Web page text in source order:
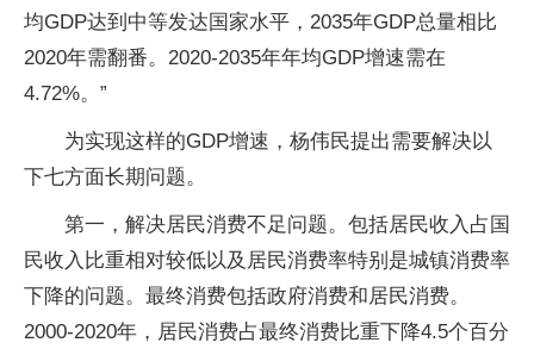
均GDP达到中等发达国家水平，2035年GDP总量相比
2020年需翻番。2020-2035年年均GDP增速需在
4.72%。”
为实现这样的GDP增速，杨伟民提出需要解决以
下七方面长期问题。
第一，解决居民消费不足问题。包括居民收入占国
民收入比重相对较低以及居民消费率特别是城镇消费率
下降的问题。最终消费包括政府消费和居民消费。
2000-2020年，居民消费占最终消费比重下降4.5个百分